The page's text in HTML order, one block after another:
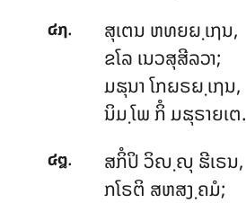
໔໗. ສຸເຕນ ຫທຍຏ຺ເຐນ,
ຂໂລ ເນວສຸສີລວາ;
ມຘຸນາ ໂກຏຣຏ຺ເຐນ,
ນິມ຺ໂພ ກິໍ ມຘຸຣາຍເຕ.
໔໘.
ສກິໍປິ ວິຎ຺ຎຸ ຘີເຣນ,
ກໂຣຕິ ສຫສງ຺ຄມໍ;